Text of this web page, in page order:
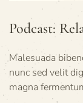
Podcast:
Malesuada
nunc sed velit
magna